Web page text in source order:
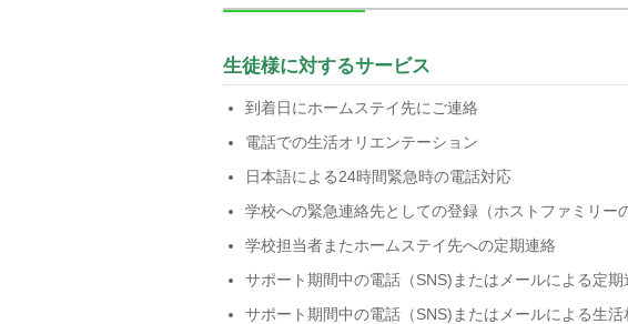
生徒様に対するサービス
到着日にホームステイ先にご連絡
電話での生活オリエンテーション
日本語による24時間緊急時の電話対応
学校への緊急連絡先としての登録（ホストファミリー
学校担当者またホームステイ先への定期連絡
サポート期間中の電話（SNS)またはメールによる定期
サポート期間中の電話（SNS)またはメールによる生活